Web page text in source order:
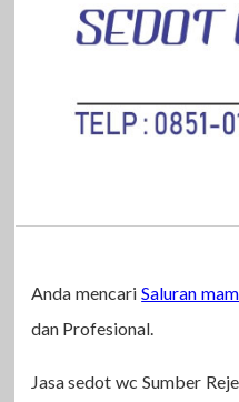
Anda mencariSaluran
dan Profesional.
Jasa sedot wc Sumber